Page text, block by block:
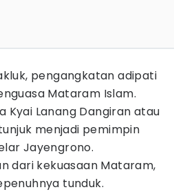
pengangkatan adipati
Mataram Islam.
Kyai Lanang Dangiran atau
menjadi pemimpin
Jayengrono.
dari kekuasaan Mataram,
tunduk.